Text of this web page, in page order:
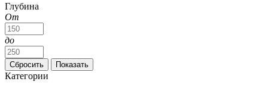
Глубина
От
до
Категории